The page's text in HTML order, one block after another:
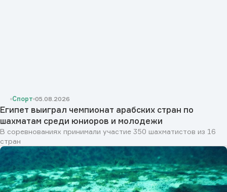
Спорт 05.08.2026
Египет выиграл чемпионат арабских стран по
шахматам среди юниоров и молодежи
В соревнованиях принимали участие 350 шахматистов из 16
стран